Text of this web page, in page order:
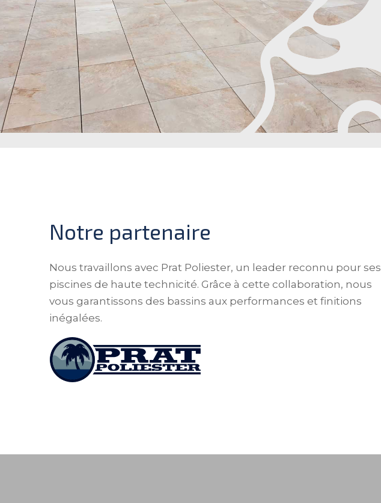
Notre partenaire
Nous travaillons avec Prat Poliester, un leader reconnu pour ses
piscines de haute technicité. Grâce à cette collaboration, nous
vous garantissons des bassins aux performances et finitions
inégalées.